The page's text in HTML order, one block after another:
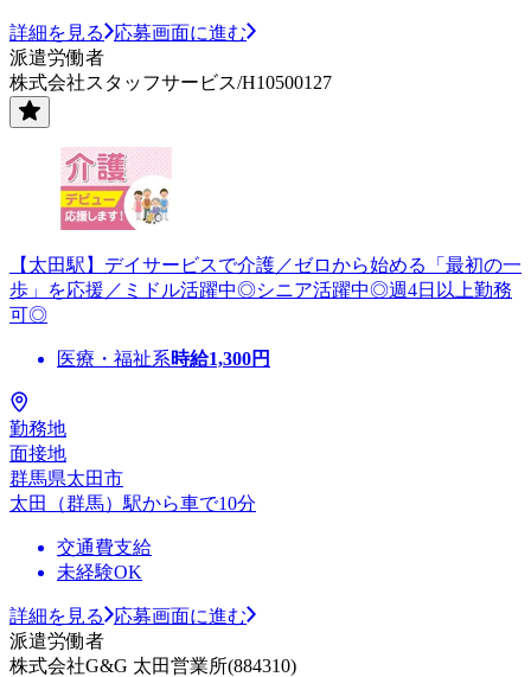
詳細を見る
応募画面に進む
派遣労働者
株式会社スタッフサービス/H10500127
【太田駅】デイサービスで介護／ゼロから始める「最初の一
歩」を応援／ミドル活躍中◎シニア活躍中◎週4日以上勤務
可◎
医療・福祉系時給1,300円
勤務地
面接地
群馬県太田市
太田（群馬）駅から車で10分
交通費支給
未経験OK
詳細を見る
応募画面に進む
派遣労働者
株式会社G&G 太田営業所(884310)